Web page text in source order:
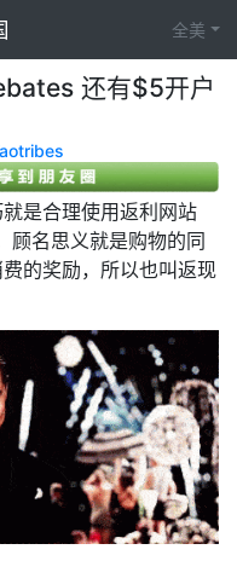
全美
还有$5开户
是合理使用返利网站
顾名思义就是购物的同
的奖励，所以也叫返现